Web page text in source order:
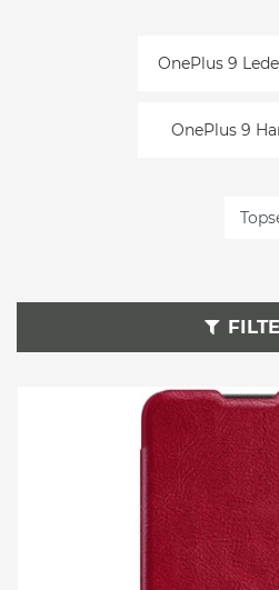
OnePlus 9
OnePlus 9
OnePlus 9